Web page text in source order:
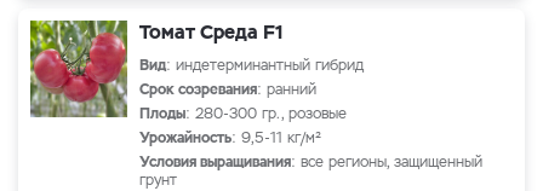
Томат Среда F1
Вид: индетерминантный гибрид
Срок созревания: ранний
Плоды: 280-300 гр., розовые
Урожайность: 9,5-11 кг/м²
Условия выращивания: все регионы, защищенный
грунт